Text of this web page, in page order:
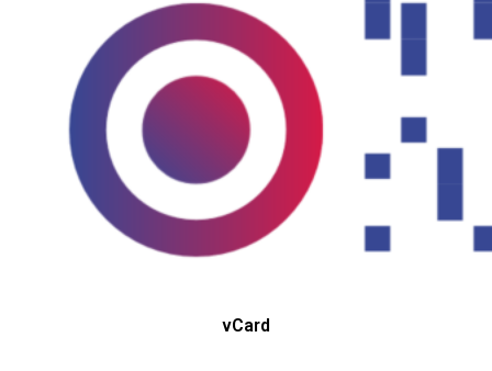
vCard